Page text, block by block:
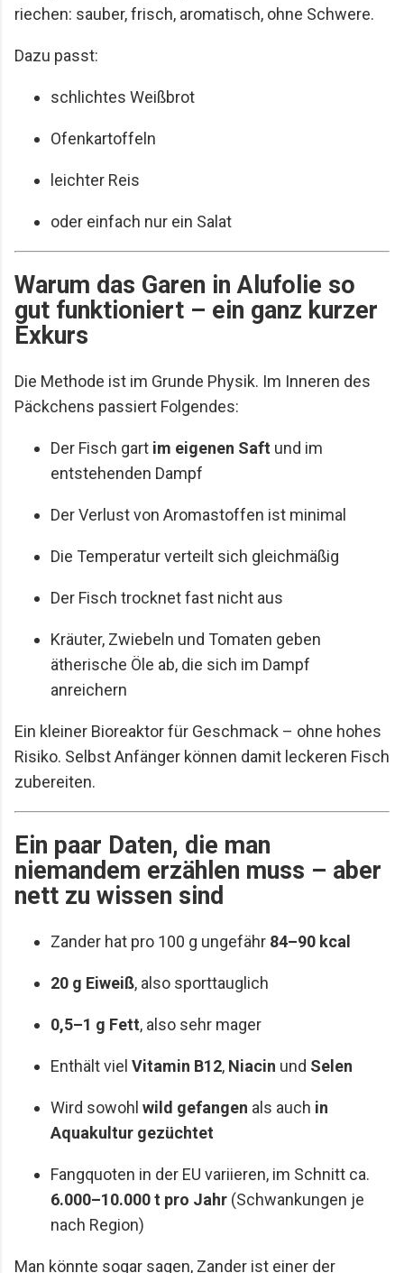
riechen: sauber, frisch, aromatisch, ohne Schwere.
Dazu passt:
schlichtes Weißbrot
Ofenkartoffeln
leichter Reis
oder einfach nur ein Salat
Warum das Garen in Alufolie so
gut funktioniert – ein ganz kurzer
Exkurs
Die Methode ist im Grunde Physik. Im Inneren des
Päckchens passiert Folgendes:
Der Fisch gart im eigenen Saft und im
entstehenden Dampf
Der Verlust von Aromastoffen ist minimal
Die Temperatur verteilt sich gleichmäßig
Der Fisch trocknet fast nicht aus
Kräuter, Zwiebeln und Tomaten geben
ätherische Öle ab, die sich im Dampf
anreichern
Ein kleiner Bioreaktor für Geschmack – ohne hohes
Risiko. Selbst Anfänger können damit leckeren Fisch
zubereiten.
Ein paar Daten, die man
niemandem erzählen muss – aber
nett zu wissen sind
Zander hat pro 100 g ungefähr 84–90 kcal
20 g Eiweiß, also sporttauglich
0,5–1 g Fett, also sehr mager
Enthält viel Vitamin B12, Niacin und Selen
Wird sowohl wild gefangen als auch in
Aquakultur gezüchtet
Fangquoten in der EU variieren, im Schnitt ca.
6.000–10.000 t pro Jahr (Schwankungen je
nach Region)
Man könnte sogar sagen, Zander ist einer der